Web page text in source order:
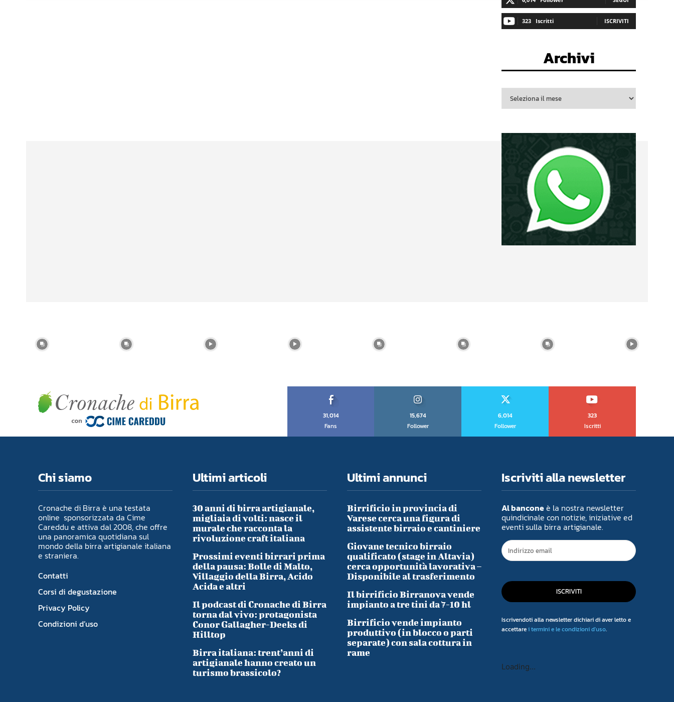
323 Iscritti ISCRIVITI
Archivi
31,014
Fans
15,674
Follower
6,014
Follower
323
Iscritti
Chi siamo
Cronache di Birra è una testata
online sponsorizzata da Cime
Careddu e attiva dal 2008, che offre
una panoramica quotidiana sul
mondo della birra artigianale italiana
e straniera.
Contatti
Corsi di degustazione
Privacy Policy
Condizioni d’uso
Ultimi articoli
30 anni di birra artigianale,
migliaia di volti: nasce il
murale che racconta la
rivoluzione craft italiana
Prossimi eventi birrari prima
della pausa: Bolle di Malto,
Villaggio della Birra, Acido
Acida e altri
Il podcast di Cronache di Birra
torna dal vivo: protagonista
Conor Gallagher-Deeks di
Hilltop
Birra italiana: trent’anni di
artigianale hanno creato un
turismo brassicolo?
Ultimi annunci
Birrificio in provincia di
Varese cerca una figura di
assistente birraio e cantiniere
Giovane tecnico birraio
qualificato (stage in Altavia)
cerca opportunità lavorativa –
Disponibile al trasferimento
Il birrificio Birranova vende
impianto a tre tini da 7-10 hl
Birrificio vende impianto
produttivo (in blocco o parti
separate) con sala cottura in
rame
Iscriviti alla newsletter
Al banconeè la nostra newsletter
quindicinale con notizie, iniziative ed
eventi sulla birra artigianale.
ISCRIVITI
Iscrivendoti alla newsletter dichiari di aver letto e
accettarei termini e le condizioni d'uso.
Loading...